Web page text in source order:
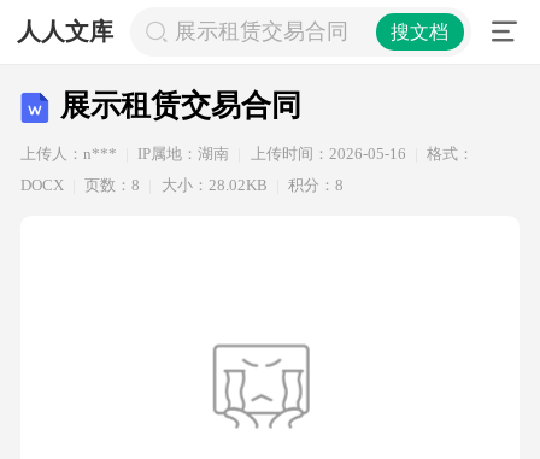
人人文库 展示租赁交易合同 搜文档
展示租赁交易合同
上传人：n*** IP属地：湖南 上传时间：2026-05-16
格式：
DOCX
页数：8 大小：28.02KB 积分：8